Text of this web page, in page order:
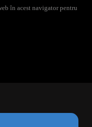
în acest navigator pentru